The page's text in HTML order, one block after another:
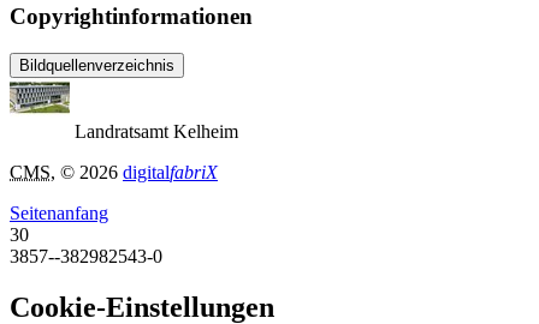
Copyrightinformationen
Bildquellenverzeichnis
Landratsamt Kelheim
CMS, © 2026 digitalfabriX
Seitenanfang
30
3857--382982543-0
Cookie-Einstellungen